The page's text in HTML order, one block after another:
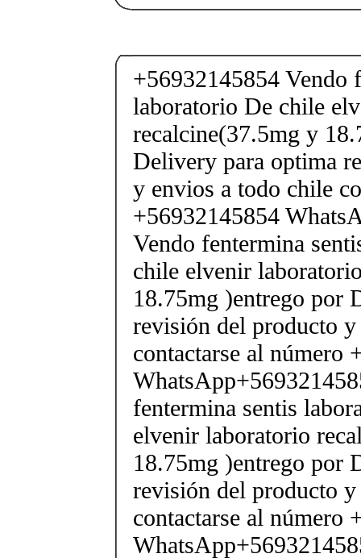
+56932145854 Vendo
laboratorio De chile
recalcine(37.5mg y
Delivery para optima
y envios a todo chile
+56932145854
Vendo fentermina
chile elvenir
18.75mg )entrego por
revisión del producto
contactarse al número
fentermina sentis
elvenir laboratorio
18.75mg )entrego por
revisión del producto
contactarse al número